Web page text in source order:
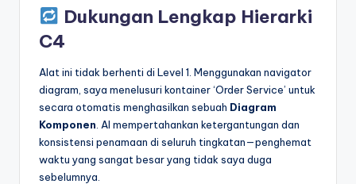
Dukungan Lengkap Hierarki
C4
Alat ini tidak berhenti di Level 1. Menggunakan navigator
diagram, saya menelusuri kontainer ‘Order Service’ untuk
secara otomatis menghasilkan sebuah Diagram
Komponen . AI mempertahankan ketergantungan dan
konsistensi penamaan di seluruh tingkatan—penghemat
waktu yang sangat besar yang tidak saya duga
sebelumnya.